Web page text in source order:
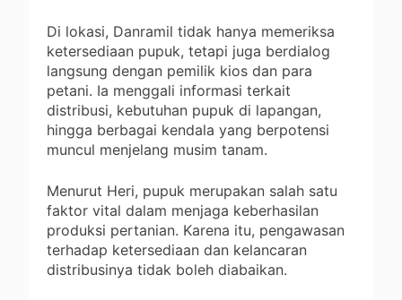
Di lokasi, Danramil tidak hanya memeriksa
ketersediaan pupuk, tetapi juga berdialog
langsung dengan pemilik kios dan para
petani. Ia menggali informasi terkait
distribusi, kebutuhan pupuk di lapangan,
hingga berbagai kendala yang berpotensi
muncul menjelang musim tanam.
Menurut Heri, pupuk merupakan salah satu
faktor vital dalam menjaga keberhasilan
produksi pertanian. Karena itu, pengawasan
terhadap ketersediaan dan kelancaran
distribusinya tidak boleh diabaikan.